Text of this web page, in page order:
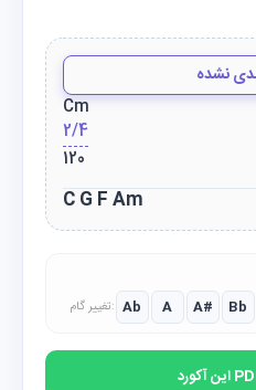
نشده
Cm
2/4
120
C G F Am
تغییر گام: Ab A A# Bb